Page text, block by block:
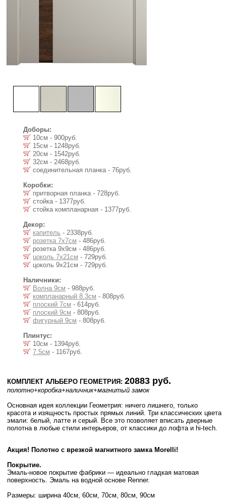
Доборы:
10см - 900руб.
15см - 1248руб.
20см - 1542руб.
32см - 2468руб.
соединительная планка - 76руб.
Коробки:
притворная планка - 728руб.
стойка - 1377руб.
стойка компланарная - 1377руб.
Декор:
капитель - 2338руб.
розетка 7х7см - 486руб.
розетка 9х9см - 486руб.
цоколь 7х21см - 729руб.
цоколь 9х21см - 729руб.
Наличники:
Волна 9см - 988руб.
компланарный 8.3см - 808руб.
плоский 7см - 614руб.
плоский 9см - 808руб.
фигурный 9см - 808руб.
Плинтус:
10см - 1394руб.
7.5см - 1167руб.
КОМПЛЕКТ АЛЬБЕРО ГЕОМЕТРИЯ: 20883 руб.
полотно+коробка+наличник+магнитый замок
Основная идея коллекции Геометрия: ничего лишнего, только
красота и изящность простых прямых линий. Три классических цвета
эмали: белый, латте и серый. Все это позволяет вписать дверные
полотна в любые стили интерьеров, от классики до лофта и hi-tech.
Акция! Полотно с врезкой магнитного замка Morelli!
Покрытие.
Эмаль-новое покрытие фабрики — идеально гладкая матовая
поверхность. Эмаль на водной основе Renner.
Размеры: ширина 40см, 60см, 70см, 80см, 90см